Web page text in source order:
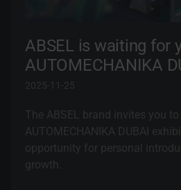
ABSEL is waiting for
AUTOMECHANIKA
2025-11-25
The ABSEL brand invites you to
AUTOMECHANIKA DUBAI
opportunity for personal
growth.